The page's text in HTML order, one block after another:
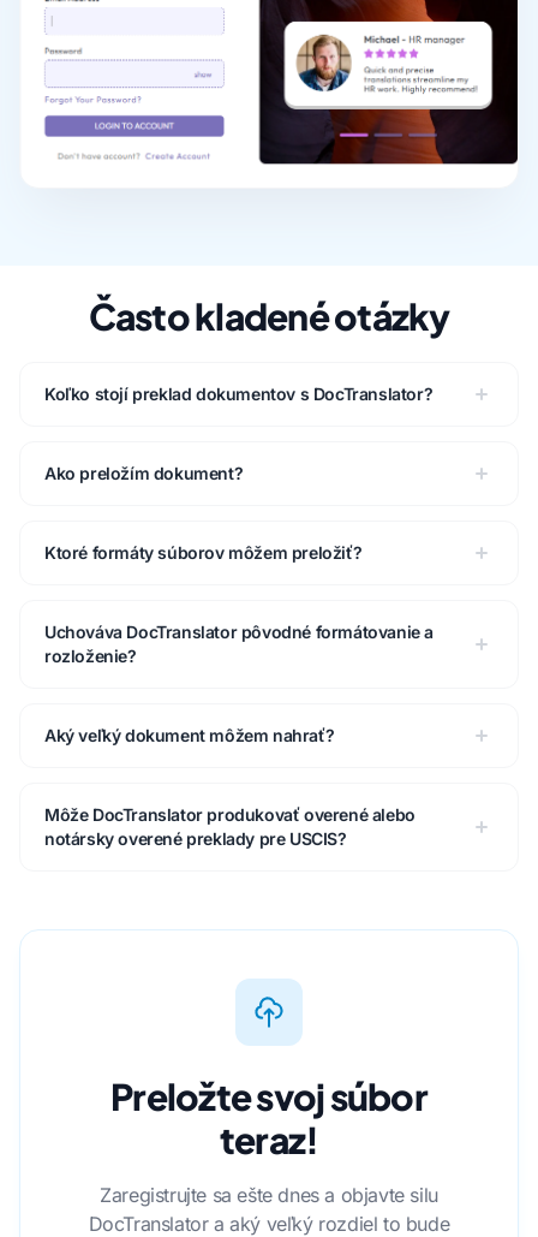
Často kladené otázky
Koľko stojí preklad dokumentov s DocTranslator?
Ako preložím dokument?
Ktoré formáty súborov môžem preložiť?
Uchováva DocTranslator pôvodné formátovanie a
rozloženie?
Aký veľký dokument môžem nahrať?
Môže DocTranslator produkovať overené alebo
notársky overené preklady pre USCIS?
Preložte svoj súbor
teraz!
Zaregistrujte sa ešte dnes a objavte silu
DocTranslator a aký veľký rozdiel to bude